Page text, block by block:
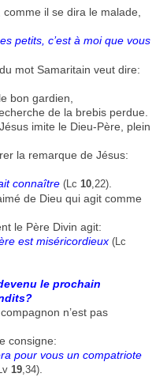
il se dira le malade,
petits, c’est à moi que vous
mot Samaritain veut dire:
bon gardien,
de la brebis perdue.
imite le Dieu-Père, plein
la remarque de Jésus:
connaître (Lc 10,22)
de Dieu qui agit comme
le Père Divin agit:
est miséricordieux (Lc
le prochain
n’est pas
consigne:
pour vous un compatriote
19,34)